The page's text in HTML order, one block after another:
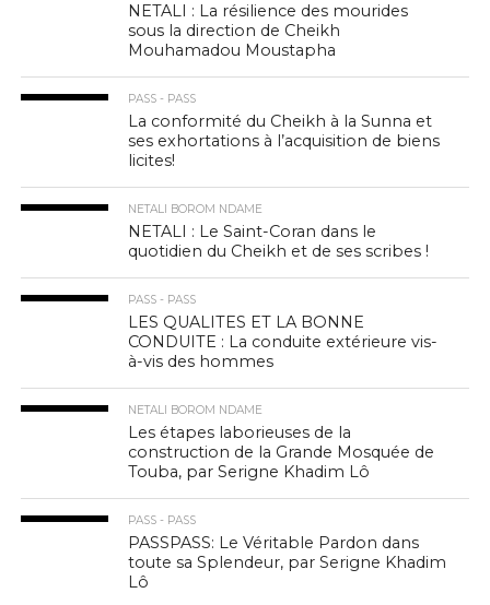
NETALI : La résilience des mourides
sous la direction de Cheikh
Mouhamadou Moustapha
PASS - PASS
La conformité du Cheikh à la Sunna et
ses exhortations à l’acquisition de biens
licites!
NETALI BOROM NDAME
NETALI : Le Saint-Coran dans le
quotidien du Cheikh et de ses scribes !
PASS - PASS
LES QUALITES ET LA BONNE
CONDUITE : La conduite extérieure vis-
à-vis des hommes
NETALI BOROM NDAME
Les étapes laborieuses de la
construction de la Grande Mosquée de
Touba, par Serigne Khadim Lô
PASS - PASS
PASSPASS: Le Véritable Pardon dans
toute sa Splendeur, par Serigne Khadim
Lô